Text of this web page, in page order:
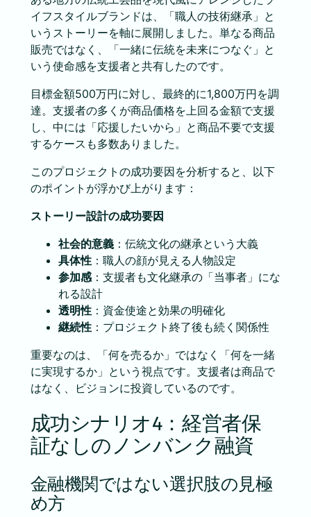
イフスタイルブランドは、「職人の技術継承」と
いうストーリーを軸に展開しました。単なる商品
販売ではなく、「一緒に伝統を未来につなぐ」と
いう使命感を支援者と共有したのです。
目標金額500万円に対し、最終的に1,800万円を調
達。支援者の多くが商品価格を上回る金額で支援
し、中には「応援したいから」と商品不要で支援
するケースも多数ありました。
このプロジェクトの成功要因を分析すると、以下
のポイントが浮かび上がります：
ストーリー設計の成功要因
社会的意義：伝統文化の継承という大義
具体性：職人の顔が見える人物設定
参加感：支援者も文化継承の「当事者」にな
れる設計
透明性：資金使途と効果の明確化
継続性：プロジェクト終了後も続く関係性
重要なのは、「何を売るか」ではなく「何を一緒
に実現するか」という視点です。支援者は商品で
はなく、ビジョンに投資しているのです。
成功シナリオ4：経営者保
証なしのノンバンク融資
金融機関ではない選択肢の見極
め方